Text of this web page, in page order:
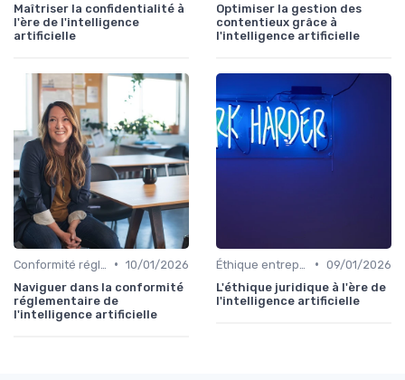
Maîtriser la confidentialité à
l'ère de l'intelligence
artificielle
Optimiser la gestion des
contentieux grâce à
l'intelligence artificielle
• 10/01/2026
Naviguer dans la conformité
réglementaire de
l'intelligence artificielle
• 09/01/2026
L'éthique juridique à l'ère de
l'intelligence artificielle